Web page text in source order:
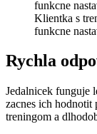
Klientka s
funkcne
Rychla
Jedalnicek funguje
zacnes ich hodnotit
treningom a